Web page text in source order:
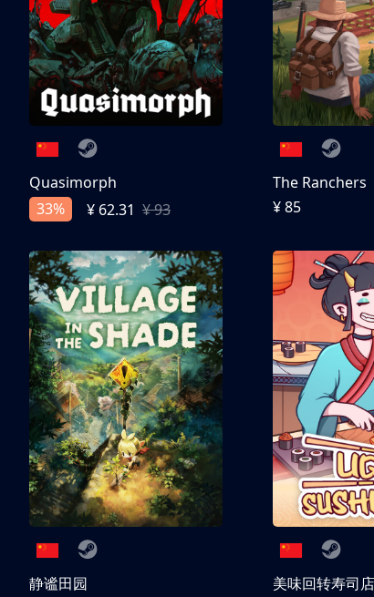
Quasimorph
33%
¥ 62.31 ¥ 93
The Ranchers
¥ 85
静谧田园
美味回转寿司